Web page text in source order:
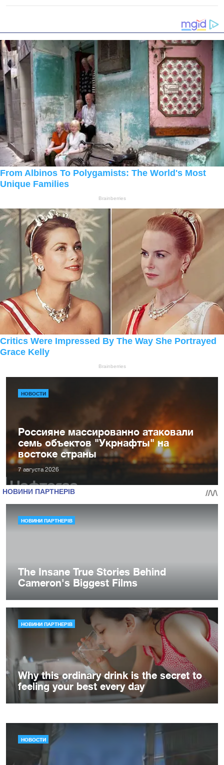
НОВОСТИ
Россияне массированно атаковали
семь объектов "Укрнафты" на
востоке страны
7 августа 2026
НОВОСТИ